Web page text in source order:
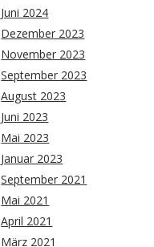
Juni 2024
Dezember 2023
November 2023
September 2023
August 2023
Juni 2023
Mai 2023
Januar 2023
September 2021
Mai 2021
April 2021
März 2021